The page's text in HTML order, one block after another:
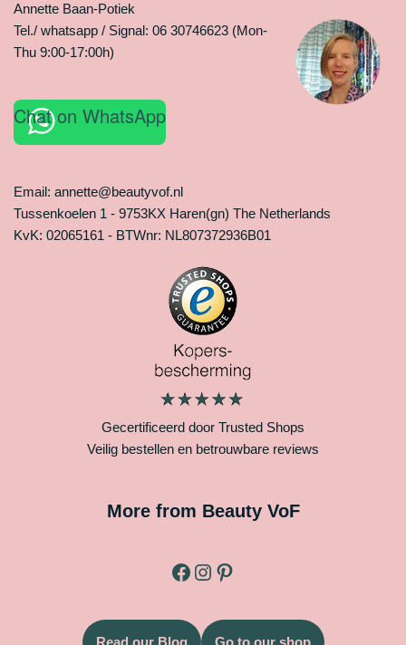
Annette Baan-Potiek
Tel./ whatsapp / Signal: 06 30746623 (Mon-
Thu 9:00-17:00h)
Chat on WhatsApp
Email: annette@beautyvof.nl
Tussenkoelen 1 - 9753KX Haren(gn) The Netherlands
KvK: 02065161 - BTWnr: NL807372936B01
Gecertificeerd door Trusted Shops
Veilig bestellen en betrouwbare reviews
More from Beauty VoF
Read our Blog Go to our shop